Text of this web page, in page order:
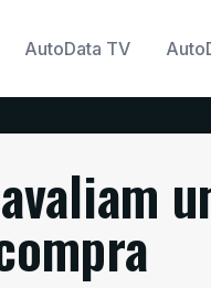
AutoData TV